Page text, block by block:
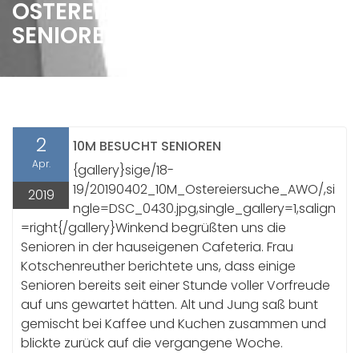
OSTEREIERSUCHE IM AWO-
SENIORENHEIM
2
Apr.
2019
10M BESUCHT SENIOREN
{gallery}sige/18-
19/20190402_10M_Ostereiersuche_AWO/,si
ngle=DSC_0430.jpg,single_gallery=1,salign
=right{/gallery}Winkend begrüßten uns die
Senioren in der hauseigenen Cafeteria. Frau
Kotschenreuther berichtete uns, dass einige
Senioren bereits seit einer Stunde voller Vorfreude
auf uns gewartet hätten. Alt und Jung saß bunt
gemischt bei Kaffee und Kuchen zusammen und
blickte zurück auf die vergangene Woche.